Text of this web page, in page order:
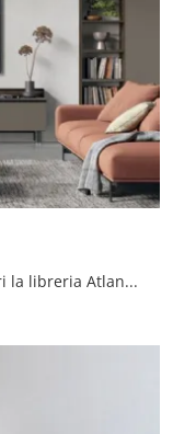
Finiture di pregio e forme decise: scopri la libreria Atlante UNIT AT222 di Tomasella tra le più belle Librerie moderne componibili.